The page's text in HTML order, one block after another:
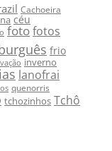
Cachoeira
céu
fotofotos
frio
inverno
lanofrai
quenorris
tchozinhos Tchô